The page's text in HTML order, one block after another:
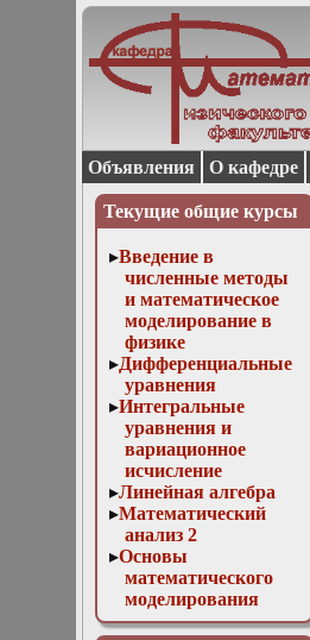
Объявления О кафедре
Текущие общие курсы
Введение в
численные методы
и математическое
моделирование в
физике
Дифференциальные
уравнения
Интегральные
уравнения и
вариационное
исчисление
Линейная алгебра
Математический
анализ 2
Основы
математического
моделирования
Численные методы